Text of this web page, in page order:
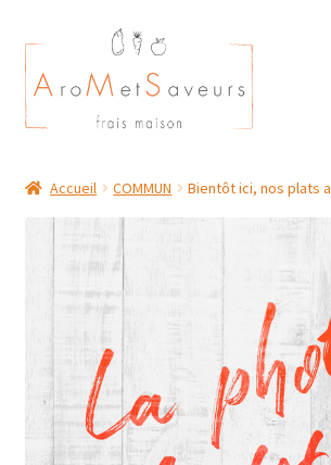
Aller
à
la
navigation
Aller
au
contenu
Plat du Jour/ Menu Week end
NOS BOUTIQUES
Accueil COMMUN Bientôt ici, nos plats